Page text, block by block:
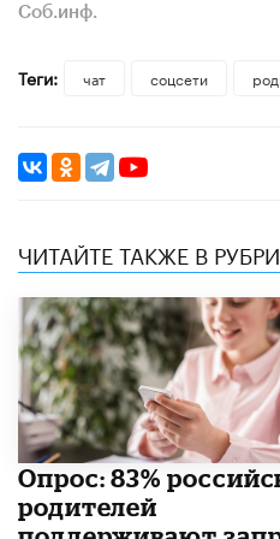
Соб.инф.
Теги: чат соцсети
ЧИТАЙТЕ ТАКЖЕ В
Опрос: 83%
родителей